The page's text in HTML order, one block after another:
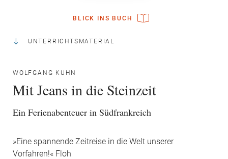
BLICK INS BUCH
UNTERRICHTSMATERIAL
WOLFGANG KUHN
Mit Jeans in die Steinzeit
Ein Ferienabenteuer in Südfrankreich
»Eine spannende Zeitreise in die Welt unserer
Vorfahren!« Floh